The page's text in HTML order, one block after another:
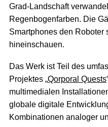
Grad-Landschaft
Regenbogenfarben. Die
Smartphones den Roboter
hineinschauen.
Das Werk ist Teil des
Projektes „ Qorporal Quests
multimedialen
globale digitale
Kombinationen analoger